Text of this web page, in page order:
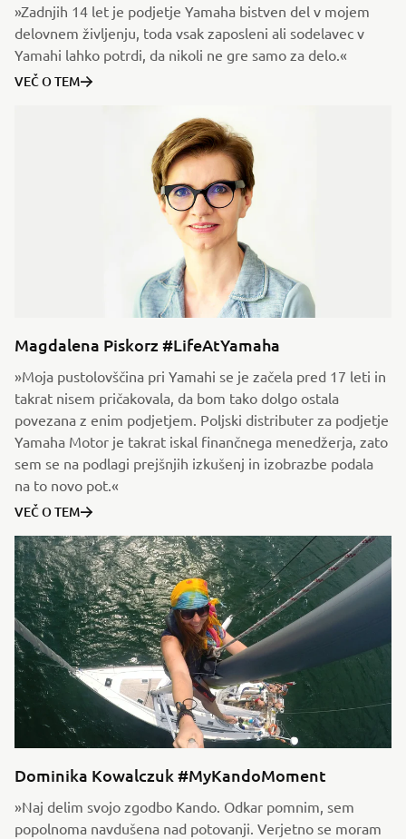
»Zadnjih 14 let je podjetje Yamaha bistven del v mojem
delovnem življenju, toda vsak zaposleni ali sodelavec v
Yamahi lahko potrdi, da nikoli ne gre samo za delo.«
VEČ O TEM
Magdalena Piskorz #LifeAtYamaha
»Moja pustolovščina pri Yamahi se je začela pred 17 leti in
takrat nisem pričakovala, da bom tako dolgo ostala
povezana z enim podjetjem. Poljski distributer za podjetje
Yamaha Motor je takrat iskal finančnega menedžerja, zato
sem se na podlagi prejšnjih izkušenj in izobrazbe podala
na to novo pot.«
VEČ O TEM
Dominika Kowalczuk #MyKandoMoment
»Naj delim svojo zgodbo Kando. Odkar pomnim, sem
popolnoma navdušena nad potovanji. Verjetno se moram